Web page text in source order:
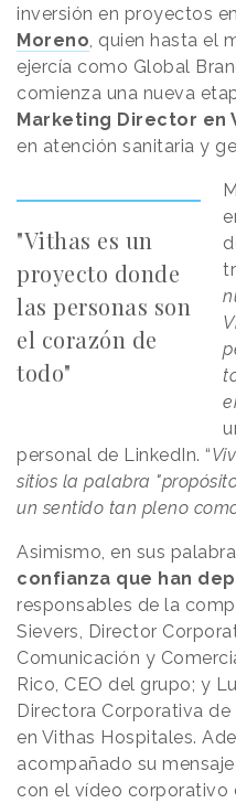
inversión en proyectos
Moreno, quien hasta el
ejercía como Global
comienza una nueva
Marketing Director en
en atención sanitaria y
"Vithas es un
proyecto donde
las personas son
el corazón de
todo"
personal de LinkedIn. “
sitios la palabra
un sentido tan pleno
Asimismo, en sus
confianza que han
responsables de la
Sievers, Director
Comunicación y
Rico, CEO del grupo; y
Directora Corporativa de
en Vithas Hospitales.
acompañado su
con el vídeo corporativo